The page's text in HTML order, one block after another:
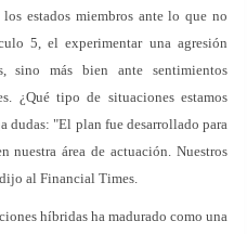
estados miembros ante lo que no
5, el experimentar una agresión
sino más bien ante sentimientos
¿Qué tipo de situaciones estamos
dudas: "El plan fue desarrollado para
nuestra área de actuación. Nuestros
al Financial Times.
híbridas ha madurado como una